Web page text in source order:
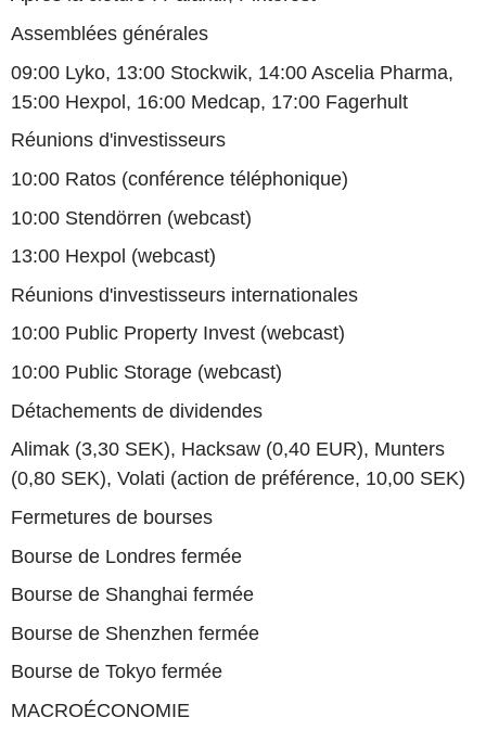
Assemblées générales
09:00 Lyko, 13:00 Stockwik, 14:00 Ascelia Pharma,
15:00 Hexpol, 16:00 Medcap, 17:00 Fagerhult
Réunions d'investisseurs
10:00 Ratos (conférence téléphonique)
10:00 Stendörren (webcast)
13:00 Hexpol (webcast)
Réunions d'investisseurs internationales
10:00 Public Property Invest (webcast)
10:00 Public Storage (webcast)
Détachements de dividendes
Alimak (3,30 SEK), Hacksaw (0,40 EUR), Munters
(0,80 SEK), Volati (action de préférence, 10,00 SEK)
Fermetures de bourses
Bourse de Londres fermée
Bourse de Shanghai fermée
Bourse de Shenzhen fermée
Bourse de Tokyo fermée
MACROÉCONOMIE